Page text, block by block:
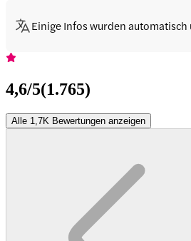
Einige Infos wurden automatisch
4,6/5(1.765)
Alle 1,7K Bewertungen anzeigen